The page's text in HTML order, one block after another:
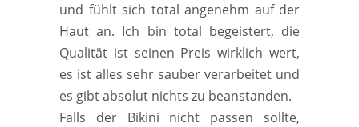
und fühlt sich total angenehm auf der
Haut an. Ich bin total begeistert, die
Qualität ist seinen Preis wirklich wert,
es ist alles sehr sauber verarbeitet und
es gibt absolut nichts zu beanstanden.
Falls der Bikini nicht passen sollte,